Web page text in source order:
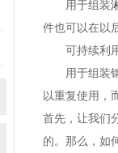
用于组装
件也可以在以
可持续利
用于组装钢
以重复使用，
首先，让我们
的。那么，如